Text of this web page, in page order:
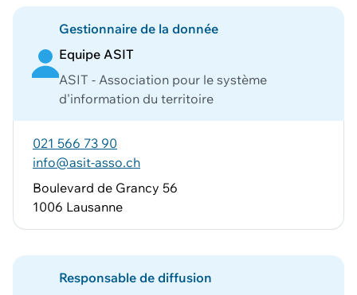
Gestionnaire de la donnée
Equipe ASIT
ASIT - Association pour le système
d'information du territoire
021 566 73 90
info@asit-asso.ch
Boulevard de Grancy 56
1006 Lausanne
Responsable de diffusion